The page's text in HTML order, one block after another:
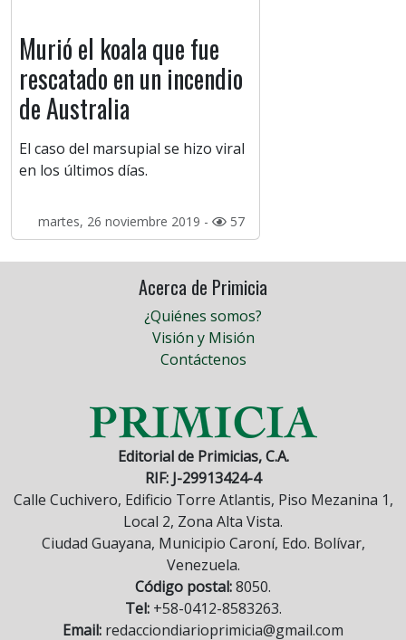
Murió el koala que fue
rescatado en un incendio
de Australia
El caso del marsupial se hizo viral
en los últimos días.
martes, 26 noviembre 2019 - 57
Acerca de Primicia
¿Quiénes somos?
Visión y Misión
Contáctenos
Editorial de Primicias, C.A.
RIF: J-29913424-4
Calle Cuchivero, Edificio Torre Atlantis, Piso Mezanina 1,
Local 2, Zona Alta Vista.
Ciudad Guayana, Municipio Caroní, Edo. Bolívar,
Venezuela.
Código postal:8050.
Tel:+58-0412-8583263.
Email: redacciondiarioprimicia@gmail.com